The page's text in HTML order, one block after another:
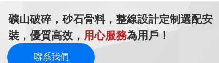
礦山破碎，砂石骨料，整線設計定制選配安
裝，優質高效， 用心服務為用戶！
聯系我們